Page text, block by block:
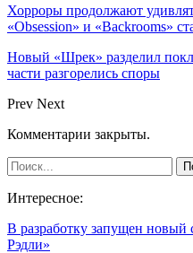
Хорроры продолжают
«Obsession» и «Backrooms»
Новый «Шрек» разделил
части разгорелись споры
Prev Next
Комментарии закрыты.
Интересное:
В разработку запущен новый
Рэдли»